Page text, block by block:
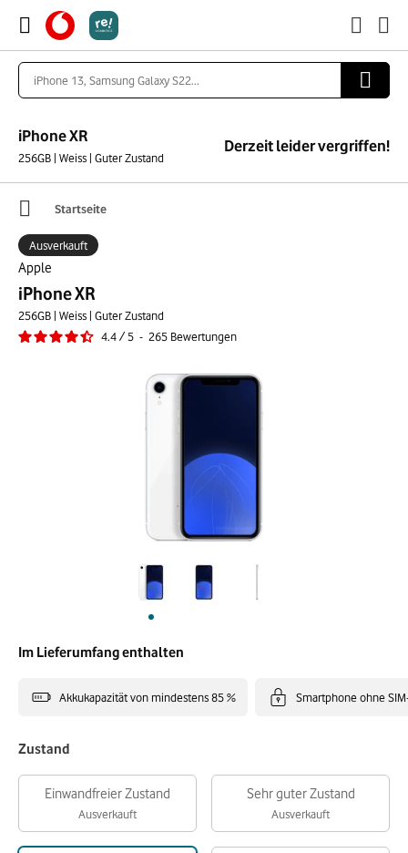
iPhone XR
256GB | Weiss | Guter Zustand
Derzeit leider vergriffen!
Startseite
Apple
iPhone XR
256GB | Weiss | Guter Zustand
4.4/5 - 265 Bewertungen
Ausverkauft
Im Lieferumfang enthalten
Akkukapazität von mindestens 85 % Smartphone ohne
Zustand
Einwandfreier Zustand
Ausverkauft
Sehr guter Zustand
Ausverkauft